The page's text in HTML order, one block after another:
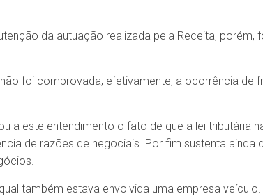
da autuação realizada pela Receita,
foi comprovada, efetivamente, a ocorrência de
a este entendimento o fato de que a lei tributária
de razões de negociais. Por fim sustenta ainda
também estava envolvida uma empresa veículo.